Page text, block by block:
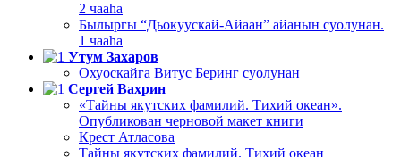
2 чааһа
Былыргы “Дьокуускай-Айаан” айанын суолунан.
1 чааһа
Утум Захаров
Охуоскайга Витус Беринг суолунан
Сергей Вахрин
«Тайны якутских фамилий. Тихий океан».
Опубликован черновой макет книги
Крест Атласова
Тайны якутских фамилий. Тихий океан